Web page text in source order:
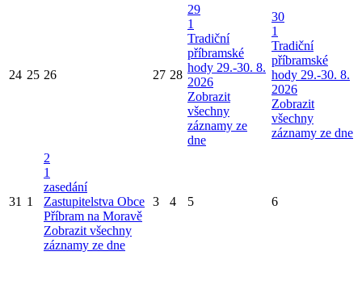
24 25 26 27 28
29
1
Tradiční
příbramské
hody 29.-30. 8.
2026
Zobrazit
všechny
záznamy ze
dne
30
1
Tradiční
příbramské
hody 29.-30. 8.
2026
Zobrazit
všechny
záznamy ze dne
31 1
2
1
zasedání
Zastupitelstva Obce
Příbram na Moravě
Zobrazit všechny
záznamy ze dne
3 4 5 6